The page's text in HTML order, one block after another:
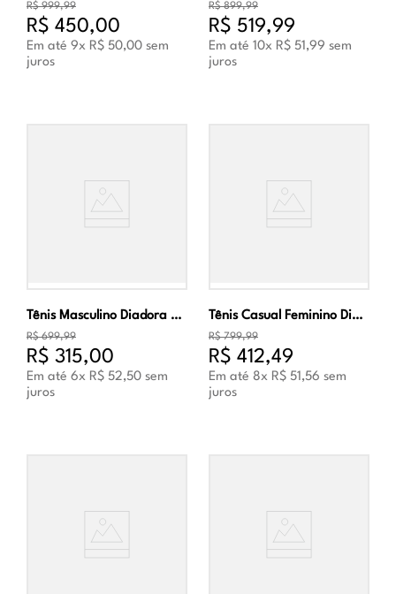
R$ 999,99
R$ 450,00
Em até 9x R$ 50,00 sem
juros
R$ 899,99
R$ 519,99
Em até 10x R$ 51,99 sem
juros
Tênis Masculino Diadora Mythos Blushield 8 Vortice Amarelo
R$ 699,99
R$ 315,00
Em até 6x R$ 52,50 sem
juros
Tênis Casual Feminino Diadora Magic Bold Suede WN Roxo
R$ 799,99
R$ 412,49
Em até 8x R$ 51,56 sem
juros